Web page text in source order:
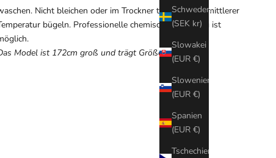
Schweden
(SEK kr)
Slowakei
(EUR €)
Slowenien
(EUR €)
Spanien
(EUR €)
Tschechien
Nicht bleichen oder im Trockner trocknen, bei mittlerer
bügeln. Professionelle chemische Reinigung ist
Model ist 172cm groß und trägt Größe 36